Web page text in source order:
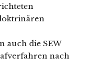
auch die SEW
nach